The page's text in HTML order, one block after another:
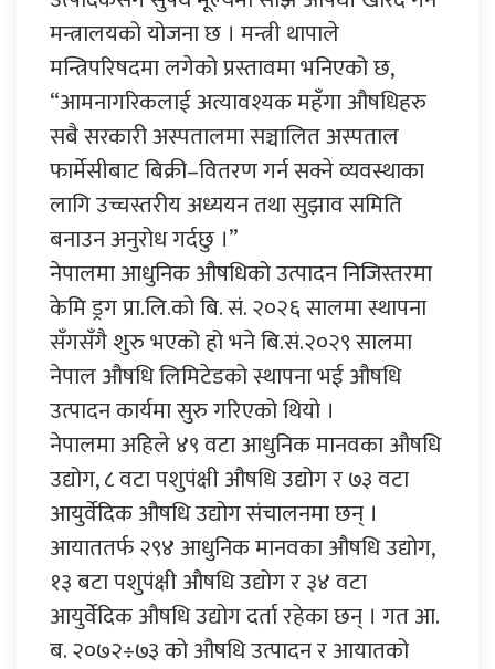
मन्त्रालयको योजना छ । मन्त्री थापाले
मन्त्रिपरिषदमा लगेको प्रस्तावमा भनिएको छ,
“आमनागरिकलाई अत्यावश्यक महँगा औषधिहरु
सबै सरकारी अस्पतालमा सञ्चालित अस्पताल
फार्मेसीबाट बिक्री–वितरण गर्न सक्ने व्यवस्थाका
लागि उच्चस्तरीय अध्ययन तथा सुझाव समिति
बनाउन अनुरोध गर्दछु ।”
नेपालमा आधुनिक औषधिको उत्पादन निजिस्तरमा
केमि ड्रग प्रा.लि.को बि. सं. २०२६ सालमा स्थापना
सँगसँगै शुरु भएको हो भने बि.सं.२०२९ सालमा
नेपाल औषधि लिमिटेडको स्थापना भई औषधि
उत्पादन कार्यमा सुरु गरिएको थियो ।
नेपालमा अहिले ४९ वटा आधुनिक मानवका औषधि
उद्योग, ८ वटा पशुपंक्षी औषधि उद्योग र ७३ वटा
आयुर्वेदिक औषधि उद्योग संचालनमा छन् ।
आयाततर्फ २९४ आधुनिक मानवका औषधि उद्योग,
१३ बटा पशुपंक्षी औषधि उद्योग र ३४ वटा
आयुर्वेेदिक औषधि उद्योग दर्ता रहेका छन् । गत आ.
ब. २०७२÷७३ को औषधि उत्पादन र आयातको